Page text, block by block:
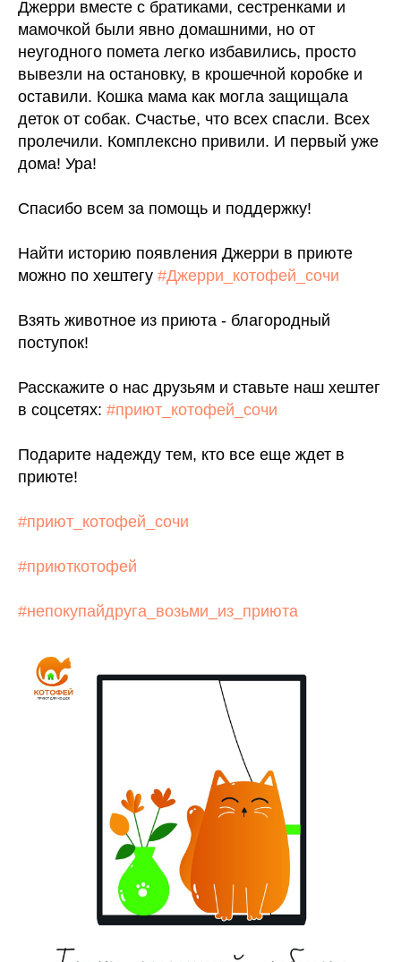
Джерри вместе с братиками, сестренками и
мамочкой были явно домашними, но от
неугодного помета легко избавились, просто
вывезли на остановку, в крошечной коробке и
оставили. Кошка мама как могла защищала
деток от собак. Счастье, что всех спасли. Всех
пролечили. Комплексно привили. И первый уже
дома! Ура!
Спасибо всем за помощь и поддержку!
Найти историю появления Джерри в приюте
можно по хештегу #Джерри_котофей_сочи
Взять животное из приюта - благородный
поступок!
Расскажите о нас друзьям и ставьте наш хештег
в соцсетях: #приют_котофей_сочи
Подарите надежду тем, кто все еще ждет в
приюте!
#приют_котофей_сочи
#приюткотофей
#непокупайдруга_возьми_из_приюта